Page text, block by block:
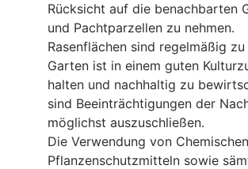
Rücksicht auf die benachbarten
und Pachtparzellen zu nehmen.
Rasenflächen sind regelmäßig
Garten ist in einem guten
halten und nachhaltig zu
sind Beeinträchtigungen der
möglichst auszuschließen.
Die Verwendung von Chemischen
Pflanzenschutzmitteln sowie